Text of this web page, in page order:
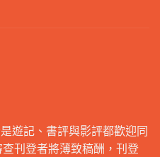
遊記、書評與影評都歡迎同
刊登者將薄致稿酬，刊登